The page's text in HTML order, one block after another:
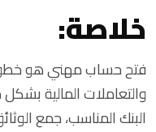
خلاصة:
فتح حساب مهني هو
والتعاملات المالية
البنك المناسب، جمع